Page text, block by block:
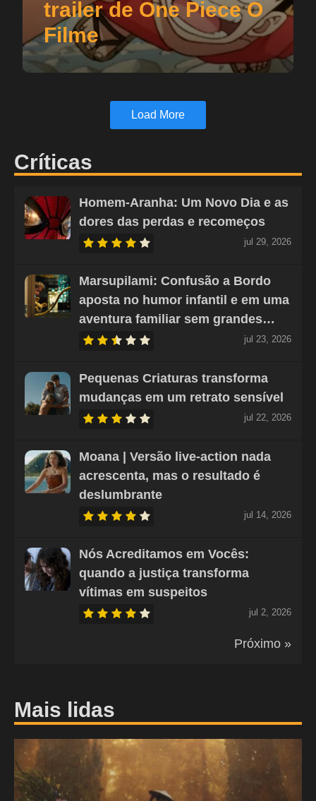
trailer de One Piece O
Filme
Load More
Críticas
Homem-Aranha: Um Novo Dia e as
dores das perdas e recomeços
jul 29, 2026
Marsupilami: Confusão a Bordo
aposta no humor infantil e em uma
aventura familiar sem grandes…
jul 23, 2026
Pequenas Criaturas transforma
mudanças em um retrato sensível
jul 22, 2026
Moana | Versão live-action nada
acrescenta, mas o resultado é
deslumbrante
jul 14, 2026
Nós Acreditamos em Vocês:
quando a justiça transforma
vítimas em suspeitos
jul 2, 2026
Próximo »
Mais lidas